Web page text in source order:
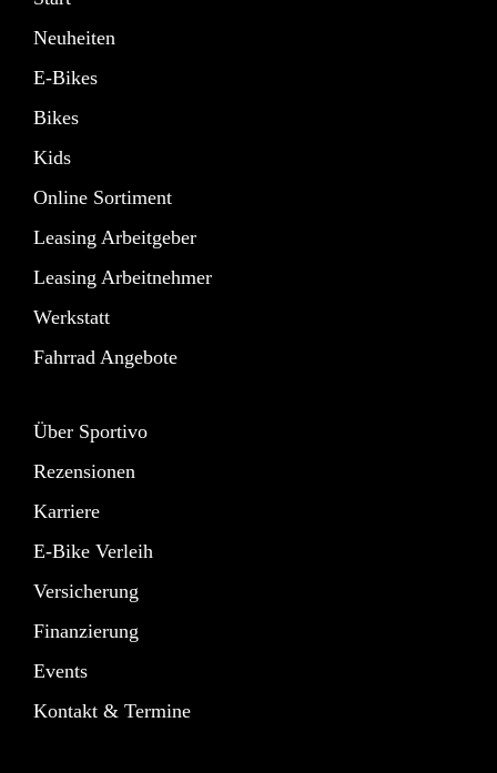
Neuheiten
E-Bikes
Bikes
Kids
Online Sortiment
Leasing Arbeitgeber
Leasing Arbeitnehmer
Werkstatt
Fahrrad Angebote
Über Sportivo
Rezensionen
Karriere
E-Bike Verleih
Versicherung
Finanzierung
Events
Kontakt & Termine